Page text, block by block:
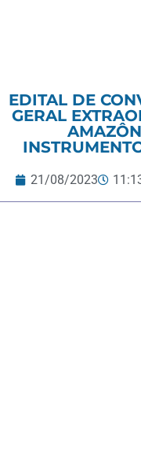
EDITAL DE
GERAL
21/08/2023